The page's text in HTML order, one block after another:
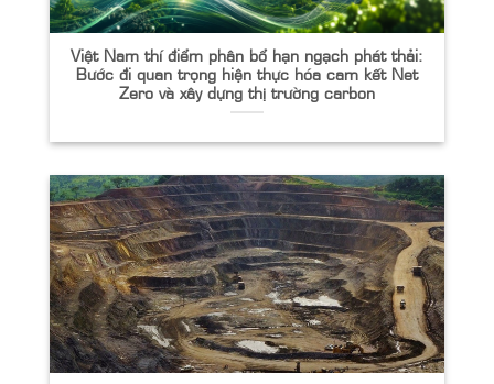
Việt Nam thí điểm phân bổ hạn ngạch phát thải:
Bước đi quan trọng hiện thực hóa cam kết Net
Zero và xây dựng thị trường carbon